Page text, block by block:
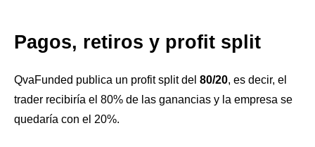
Pagos, retiros y profit split
QvaFunded publica un profit split del 80/20, es decir, el
trader recibiría el 80% de las ganancias y la empresa se
quedaría con el 20%.